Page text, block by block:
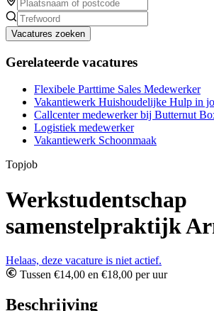
Vacatures zoeken
Gerelateerde vacatures
Flexibele Parttime Sales Medewerker
Vakantiewerk Huishoudelijke Hulp in
Callcenter medewerker bij Butternut
Logistiek medewerker
Vakantiewerk Schoonmaak
Topjob
Werkstudentschap
samenstelpraktijk
Helaas, deze vacature is niet actief.
Tussen €14,00 en €18,00 per uur
Beschrijving